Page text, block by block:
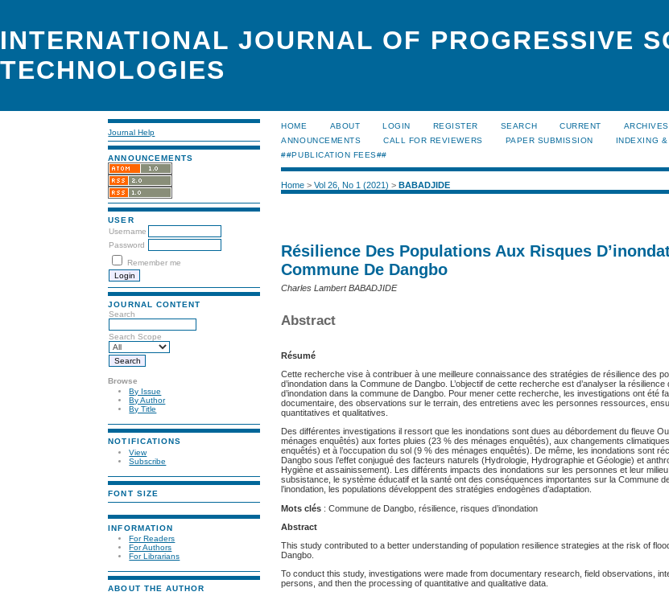
INTERNATIONAL JOURNAL OF PROGRESSIVE
TECHNOLOGIES
Journal Help
ANNOUNCEMENTS
USER
Username
Password
Remember me
JOURNAL CONTENT
Search
Search Scope
Browse
By Issue
By Author
By Title
NOTIFICATIONS
View
Subscribe
FONT SIZE
INFORMATION
For Readers
For Authors
For Librarians
ABOUT THE AUTHOR
HOME ABOUT LOGIN REGISTER SEARCH CURRENT
ARCHIVES
ANNOUNCEMENTS
CALL FOR REVIEWERS PAPER SUBMISSION
INDEXING
##PUBLICATION FEES##
Home >Vol 26, No 1 (2021) >BABADJIDE
Résilience Des Populations Aux Risques
Commune De Dangbo
Charles Lambert BABADJIDE
Abstract
Résumé
Cette recherche vise à contribuer à une meilleure connaissance des stratégies de résilience des
d’inondation dans la Commune de Dangbo. L’objectif de cette recherche est d’analyser la
d’inondation dans la commune de Dangbo. Pour mener cette recherche, les investigations ont été
documentaire, des observations sur le terrain, des entretiens avec les personnes ressources,
quantitatives et qualitatives.
Des différentes investigations il ressort que les inondations sont dues au débordement du fleuve
ménages enquêtés) aux fortes pluies (23 % des ménages enquêtés), aux changements
enquêtés) et à l’occupation du sol (9 % des ménages enquêtés). De même, les inondations sont
Dangbo sous l’effet conjugué des facteurs naturels (Hydrologie, Hydrographie et Géologie) et
Hygiène et assainissement). Les différents impacts des inondations sur les personnes et leur
subsistance, le système éducatif et la santé ont des conséquences importantes sur la Commune
l’inondation, les populations développent des stratégies endogènes d’adaptation.
Mots clés : Commune de Dangbo, résilience, risques d’inondation
Abstract
This study contributed to a better understanding of population resilience strategies at the risk of
Dangbo.
To conduct this study, investigations were made from documentary research, field observations,
persons, and then the processing of quantitative and qualitative data.